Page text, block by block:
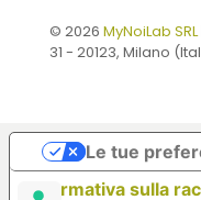
© 2026 MyNoiLab SRL
31 - 20123, Milano
Informativa sulla
Le tue